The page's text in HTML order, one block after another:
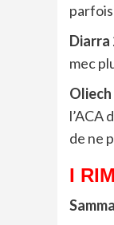
Diarra
mec
Oliech
l’ACA
de ne
I